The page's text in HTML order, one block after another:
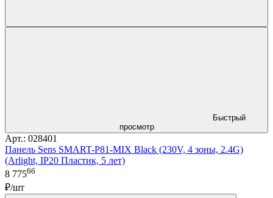
Быстрый
просмотр
Арт.: 028401
Панель Sens SMART-P81-MIX Black (230V, 4 зоны, 2.4G)
(Arlight, IP20 Пластик, 5 лет)
8 77566
₽/шт